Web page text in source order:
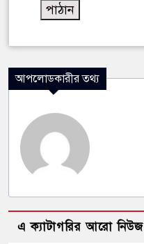
আপলোডকারীর তথ্য
এ ক্যাটাগরির আরো নিউজ